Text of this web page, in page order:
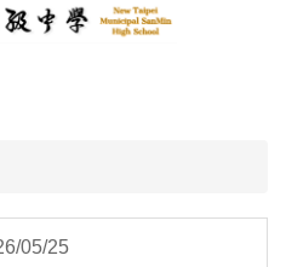
05/25